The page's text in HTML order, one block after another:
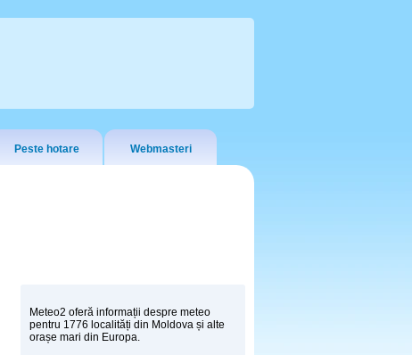
Peste hotare Webmasteri
Meteo2 oferă informații despre meteo
pentru 1776 localități din Moldova și alte
orașe mari din Europa.